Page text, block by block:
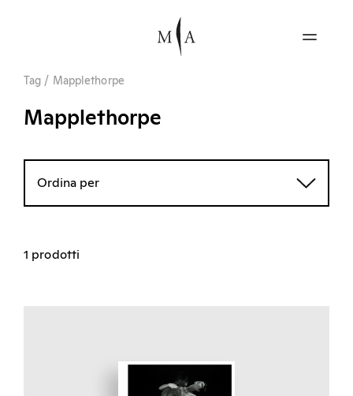
Tag / Mapplethorpe
Mapplethorpe
Ordina per
1 prodotti